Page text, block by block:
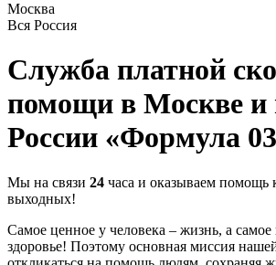
Москва
Вся Россия
Служба платной
помощи в Москве и
России «Формула
Мы на связи 24 часа и оказываем помощь
выходных!
Самое ценное у человека – жизнь, а
здоровье! Поэтому основная миссия